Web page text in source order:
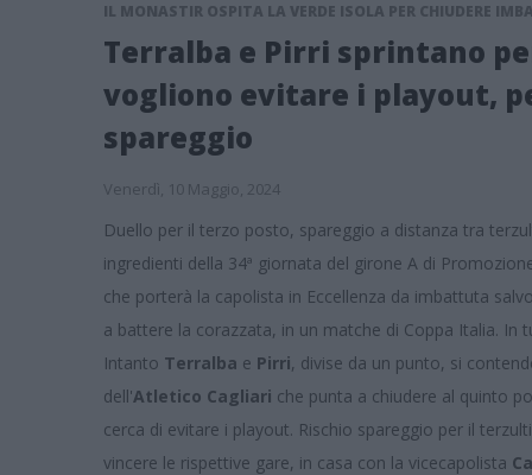
IL MONASTIR OSPITA LA VERDE ISOLA PER CHIUDERE
Terralba e Pirri sprintano
vogliono evitare i playout,
spareggio
Venerdì, 10 Maggio, 2024
Duello per il terzo posto, spareggio a distanza tra
ingredienti della 34ª giornata del girone A di
che porterà la capolista in Eccellenza da imbattuta
a battere la corazzata, in un matche di Coppa Italia.
Intanto Terralba e Pirri, divise da un punto, si
dell'Atletico Cagliari che punta a chiudere al quinto
cerca di evitare i playout. Rischio spareggio per il
vincere le rispettive gare, in casa con la vicecapolista